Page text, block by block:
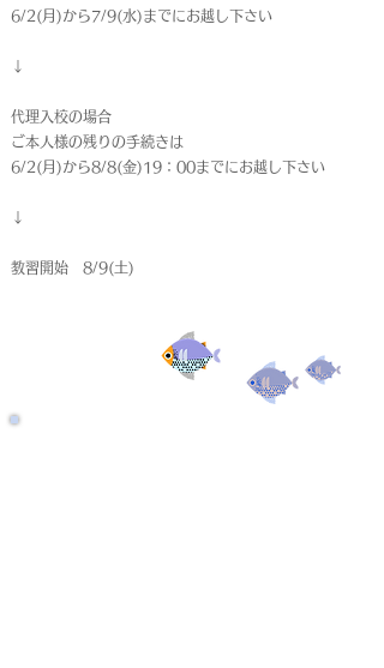
6/2(月)から7/9(水)までにお越し下さい
↓
代理入校の場合
ご本人様の残りの手続きは
6/2(月)から8/8(金)19：00までにお越し下さい
↓
教習開始 8/9(土)